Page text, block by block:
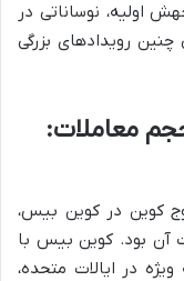
نوساناتی در
رویدادهای بزرگی
معاملات:
کوین در کوین بیس،
آن بود. کوین بیس با
در ایالات متحده،